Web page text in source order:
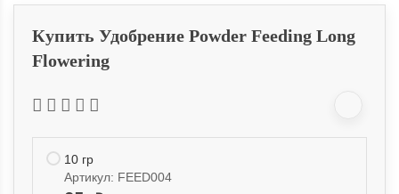
Купить Удобрение Powder Feeding Long
Flowering
10 гр
Артикул: FEED004